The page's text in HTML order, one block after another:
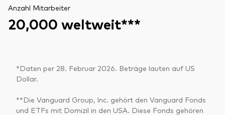
Anzahl Mitarbeiter
20,000 weltweit***
*Daten per 28. Februar 2026. Beträge lauten auf US
Dollar.
**Die Vanguard Group, Inc. gehört den Vanguard Fonds
und ETFs mit Domizil in den USA. Diese Fonds gehören